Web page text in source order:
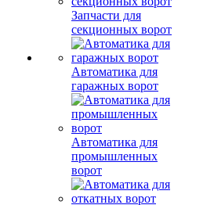
Запчасти для
секционных ворот
Автоматика для
гаражных ворот
Автоматика для
промышленных
ворот